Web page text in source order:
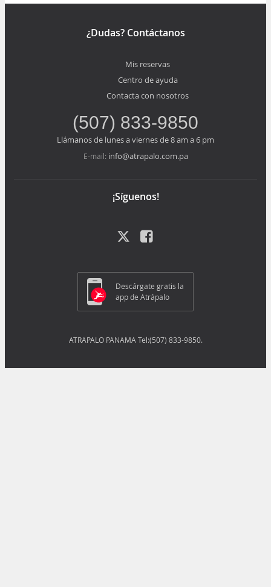
¿Dudas? Contáctanos
Mis reservas
Centro de ayuda
Contacta con nosotros
(507) 833-9850
Llámanos de lunes a viernes de 8 am a 6 pm
E-mail: info@atrapalo.com.pa
¡Síguenos!
Descárgate gratis la
app de Atrápalo
ATRAPALO PANAMA Tel:(507) 833-9850.